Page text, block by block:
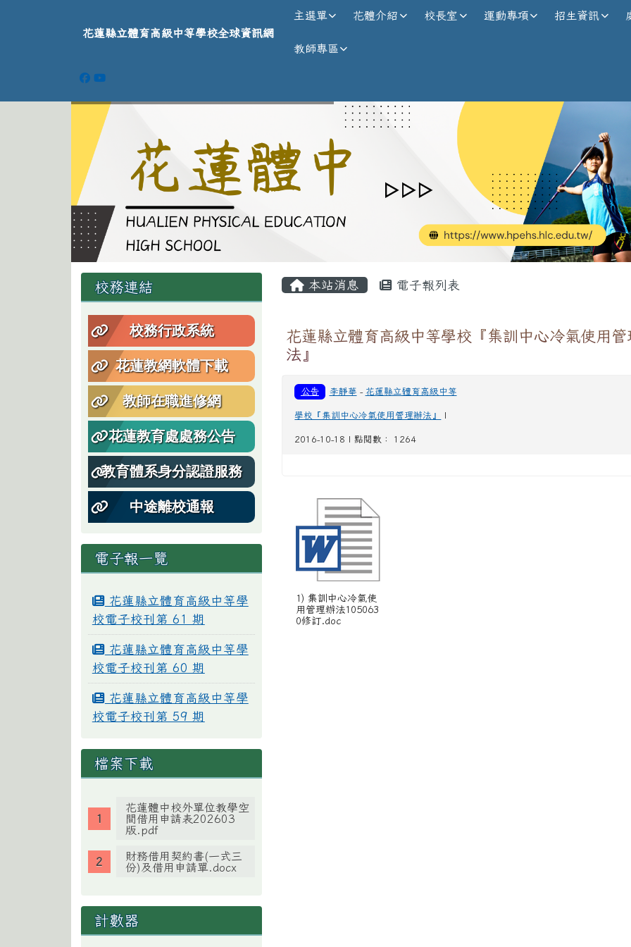
花蓮縣立體育高級中等學校全球資訊網
花蓮縣立體育高級中等學校全球資訊網
主選單 花體介紹 校長室 運動專項 招生資訊
教師專區
左邊區域內容
校務連結
校務行政系統
花蓮教網軟體下載
教師在職進修網
花蓮教育處處務公告
教育體系身分認證服務
中途離校通報
電子報一覽
花蓮縣立體育高級中等學
校電子校刊第 61 期
花蓮縣立體育高級中等學
校電子校刊第 60 期
花蓮縣立體育高級中等學
校電子校刊第 59 期
檔案下載
花蓮體中校外單位教學空
間借用申請表202603
版.pdf
財務借用契約書(一式三
份)及借用申請單.docx
計數器
主內容區域
本站消息 電子報列表
花蓮縣立體育高級中等學校『集訓中心冷氣使用管
法』
公告 李靜華 - 花蓮縣立體育高級中等
學校『集訓中心冷氣使用管理辦法』
2016-10-18 | 點閱數： 1264
1) 集訓中心冷氣使
用管理辦法105063
0修訂.doc
頁尾區域